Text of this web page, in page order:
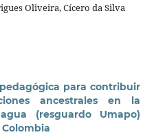
Oliveira, Cícero da Silva
para contribuir
ancestrales en la
(resguardo Umapo)